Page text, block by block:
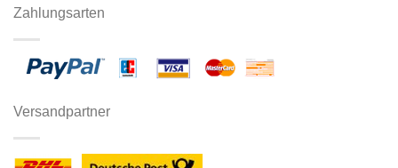
Zahlungsarten
Versandpartner